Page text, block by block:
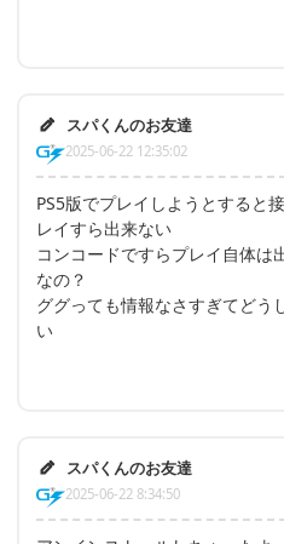
スパくんのお友達
2025-06-22 12:35:02
PS5版でプレイしようとすると
レイすら出来ない
コンコードですらプレイ自体は
なの？
ググっても情報なさすぎてどう
い
スパくんのお友達
2025-06-22 8:34:50